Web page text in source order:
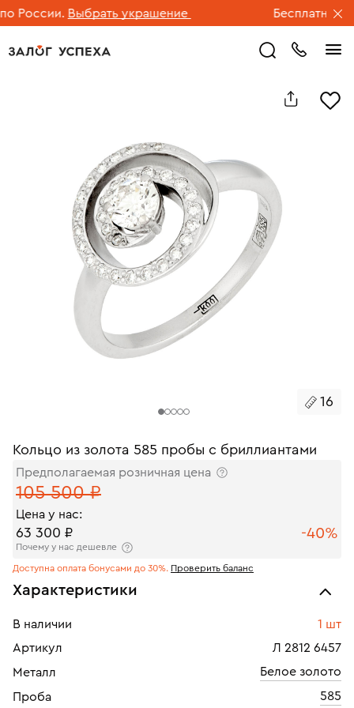
России. Выбрать украшение Бесплатная
16
Кольцо из золота 585 пробы с бриллиантами
Предполагаемая розничная цена
105 500 ₽
Цена у нас:
63 300 ₽ -40%
Почему у нас дешевле
Доступна оплата бонусами до 30%. Проверить баланс
Характеристики
В наличии
1 шт
Артикул
Л 2812 6457
Металл
Белое золото
Проба
585